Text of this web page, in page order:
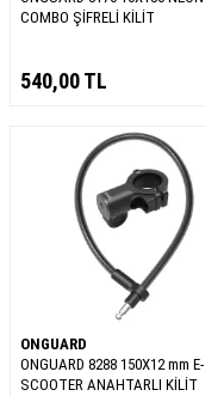
COMBO ŞİFRELİ KİLİT
540,00TL
ONGUARD
ONGUARD 8288 150X12 mm E-
SCOOTER ANAHTARLI KİLİT